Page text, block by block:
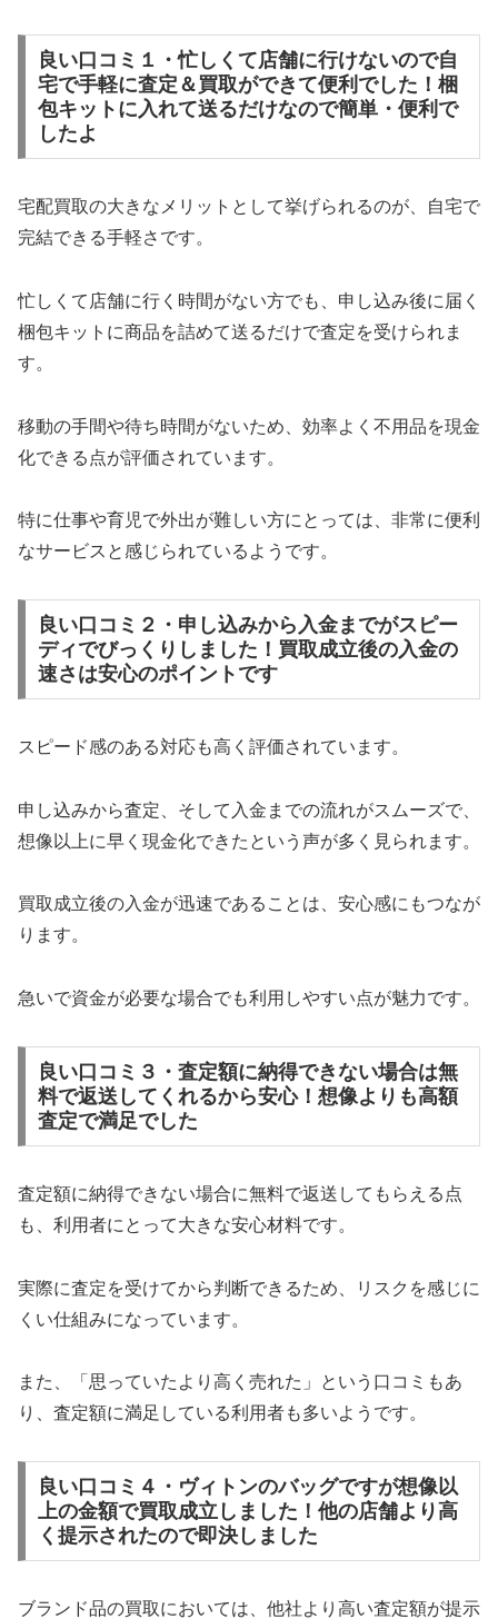
良い口コミ１・忙しくて店舗に行けないので自
宅で手軽に査定＆買取ができて便利でした！梱
包キットに入れて送るだけなので簡単・便利で
したよ
宅配買取の大きなメリットとして挙げられるのが、自宅で
完結できる手軽さです。
忙しくて店舗に行く時間がない方でも、申し込み後に届く
梱包キットに商品を詰めて送るだけで査定を受けられま
す。
移動の手間や待ち時間がないため、効率よく不用品を現金
化できる点が評価されています。
特に仕事や育児で外出が難しい方にとっては、非常に便利
なサービスと感じられているようです。
良い口コミ２・申し込みから入金までがスピー
ディでびっくりしました！買取成立後の入金の
速さは安心のポイントです
スピード感のある対応も高く評価されています。
申し込みから査定、そして入金までの流れがスムーズで、
想像以上に早く現金化できたという声が多く見られます。
買取成立後の入金が迅速であることは、安心感にもつなが
ります。
急いで資金が必要な場合でも利用しやすい点が魅力です。
良い口コミ３・査定額に納得できない場合は無
料で返送してくれるから安心！想像よりも高額
査定で満足でした
査定額に納得できない場合に無料で返送してもらえる点
も、利用者にとって大きな安心材料です。
実際に査定を受けてから判断できるため、リスクを感じに
くい仕組みになっています。
また、「思っていたより高く売れた」という口コミもあ
り、査定額に満足している利用者も多いようです。
良い口コミ４・ヴィトンのバッグですが想像以
上の金額で買取成立しました！他の店舗より高
く提示されたので即決しました
ブランド品の買取においては、他社より高い査定額が提示